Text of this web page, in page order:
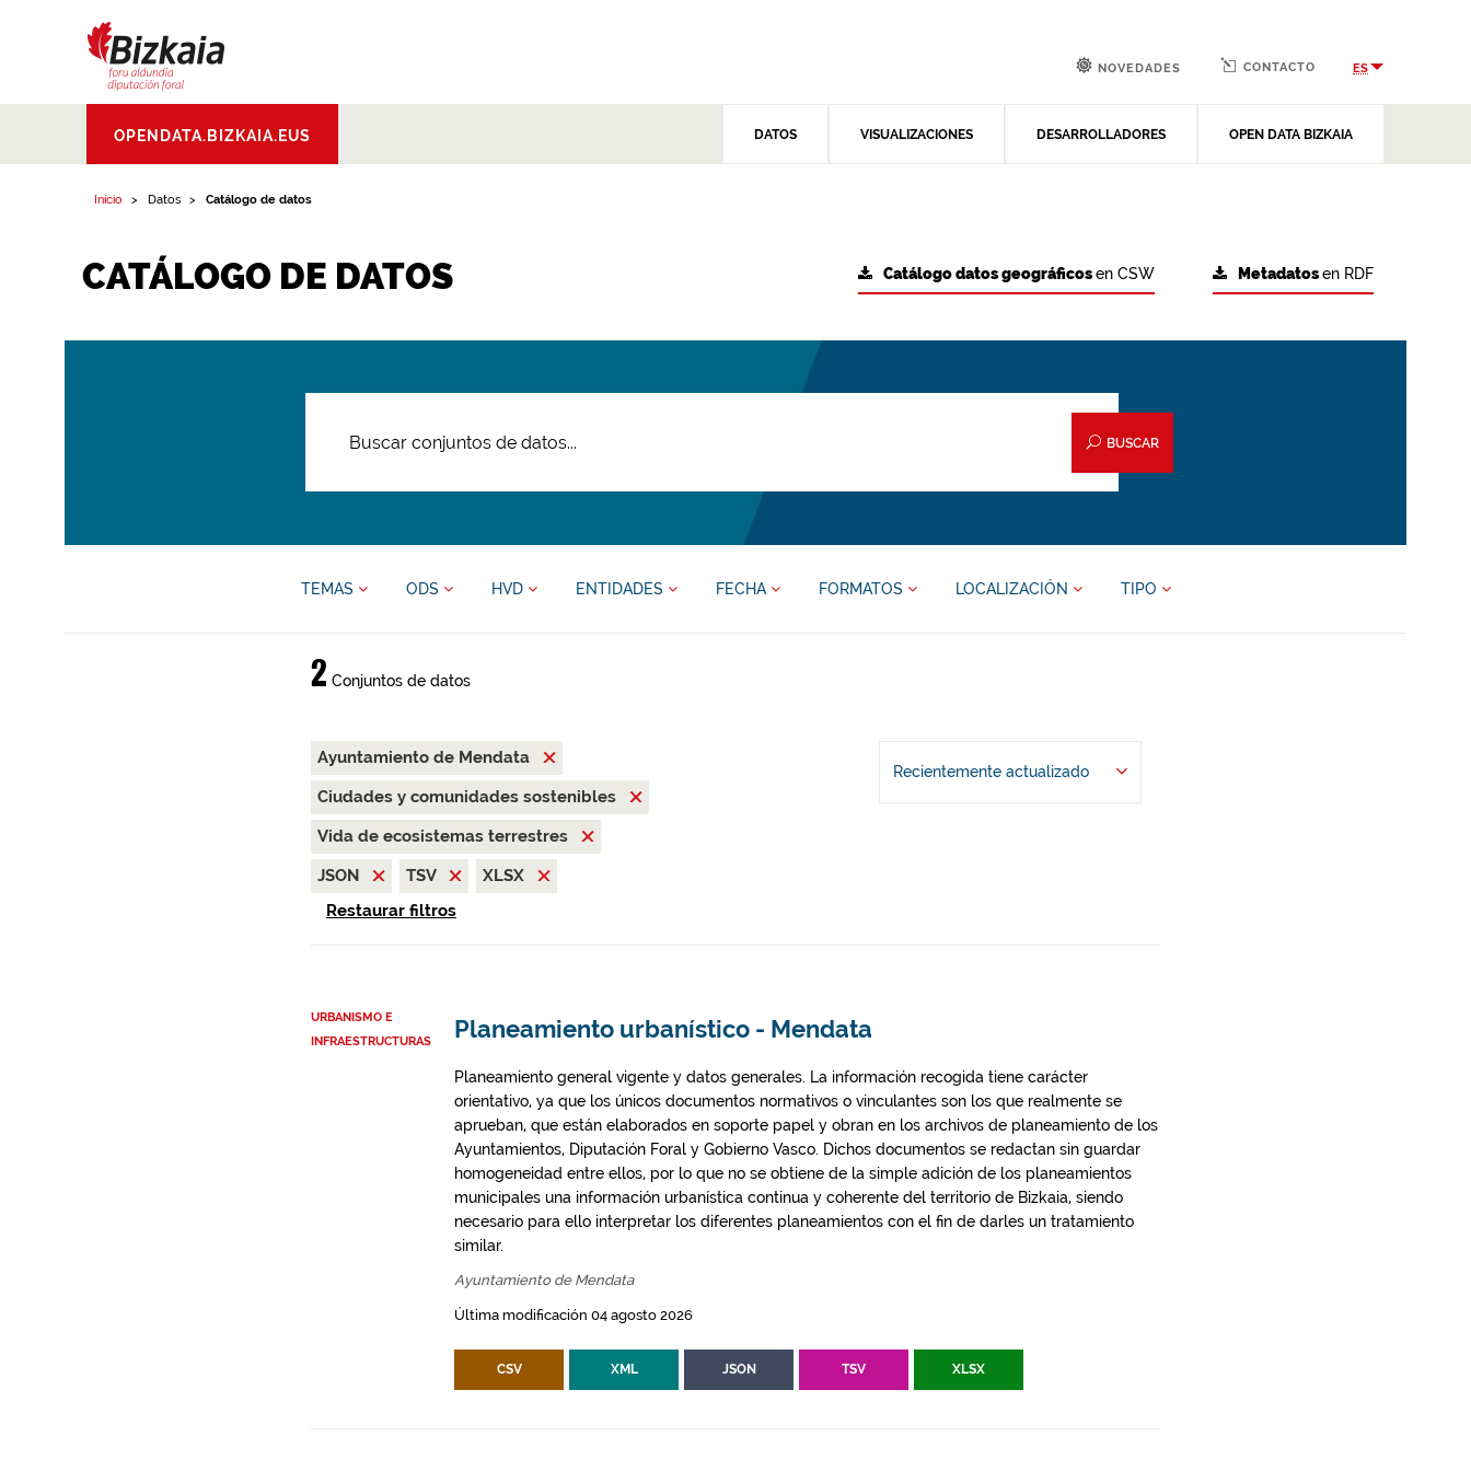
Aldundia.Diputacion
Foral de Bizkaia
OPENDATA.BIZKAIA.EUS DATOS VISUALIZACIONES DESARROLLADORES OPEN DATA BIZKAIA
NOVEDADES CONTACTO ES
Inicio Datos Catálogo de datos
CATÁLOGO DE DATOS Metadatosen RDF
Catálogo datos geográficosen CSW
BUSCAR
TEMAS ODS HVD ENTIDADES FECHA FORMATOS LOCALIZACIÓN TIPO
2 Conjuntos de datos
Ayuntamiento de Mendata
Ciudades y comunidades sostenibles
Vida de ecosistemas terrestres
JSON
TSV
XLSX
Restaurar filtros
Recientemente actualizado
URBANISMO E
INFRAESTRUCTURAS
Planeamiento urbanístico - Mendata
Planeamiento general vigente y datos generales. La información recogida tiene carácter
orientativo, ya que los únicos documentos normativos o vinculantes son los que realmente se
aprueban, que están elaborados en soporte papel y obran en los archivos de planeamiento de los
Ayuntamientos, Diputación Foral y Gobierno Vasco. Dichos documentos se redactan sin guardar
homogeneidad entre ellos, por lo que no se obtiene de la simple adición de los planeamientos
municipales una información urbanística continua y coherente del territorio de Bizkaia, siendo
necesario para ello interpretar los diferentes planeamientos con el fin de darles un tratamiento
similar.
Ayuntamiento de Mendata
Última modificación 04 agosto 2026
CSV XML JSON TSV XLSX